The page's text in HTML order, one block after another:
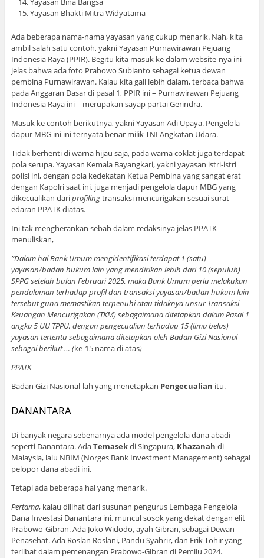
Yayasan Bhakti Mitra Widyatama
Ada beberapa nama-nama yayasan yang cukup menarik. Nah, kita
ambil salah satu contoh, yakni Yayasan Purnawirawan Pejuang
Indonesia Raya (PPIR). Begitu kita masuk ke dalam website-nya ini
jelas bahwa ada foto Prabowo Subianto sebagai ketua dewan
pembina Purnawirawan. Kalau kita gali lebih dalam, terbaca bahwa
pada Anggaran Dasar di pasal 1, PPIR ini – Purnawirawan Pejuang
Indonesia Raya ini – merupakan sayap partai Gerindra.
Masuk ke contoh berikutnya, yakni Yayasan Adi Upaya. Pengelola
dapur MBG ini ini ternyata benar milik TNI Angkatan Udara.
Tidak berhenti di warna hijau saja, pada warna coklat juga terdapat
pola serupa. Yayasan Kemala Bayangkari, yakni yayasan istri-istri
polisi ini, dengan pola kedekatan Ketua Pembina yang sangat erat
dengan Kapolri saat ini, juga menjadi pengelola dapur MBG yang
dikecualikan dariprofilingtransaksi mencurigakan sesuai surat
edaran PPATK diatas.
Ini tak mengherankan sebab dalam redaksinya jelas PPATK
menuliskan,
”Dalam hal Bank Umum mengidentifikasi terdapat 1 (satu)
yayasan/badan hukum lain yang mendirikan lebih dari 10 (sepuluh)
SPPG setelah bulan Februari 2025, maka Bank Umum perlu melakukan
pendalaman terhadap profil dan transaksi yayasan/badan hukum lain
tersebut guna memastikan terpenuhi atau tidaknya unsur Transaksi
Keuangan Mencurigakan (TKM) sebagaimana ditetapkan dalam Pasal 1
angka 5 UU TPPU, dengan pengecualian terhadap 15 (lima belas)
yayasan tertentu sebagaimana ditetapkan oleh Badan Gizi Nasional
sebagai berikut … (ke-15 nama di atas)
PPATK
Badan Gizi Nasional-lah yang menetapkan Pengecualian itu.
DANANTARA
Di banyak negara sebenarnya ada model pengelola dana abadi
seperti Danantara. AdaTemasekdi Singapura, Khazanah di
Malaysia, lalu NBIM (Norges Bank Investment Management) sebagai
pelopor dana abadi ini.
Tetapi ada beberapa hal yang menarik.
Pertama, kalau dilihat dari susunan pengurus Lembaga Pengelola
Dana Investasi Danantara ini, muncul sosok yang dekat dengan elit
Prabowo-Gibran. Ada Joko Widodo, ayah Gibran, sebagai Dewan
Penasehat. Ada Roslan Roslani, Pandu Syahrir, dan Erik Tohir yang
terlibat dalam pemenangan Prabowo-Gibran di Pemilu 2024.